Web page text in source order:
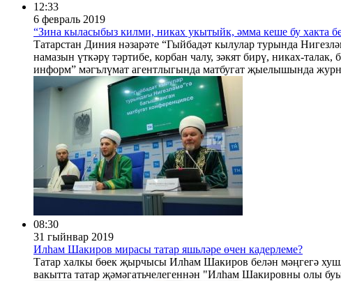
12:33
6 февраль 2019
“Зина кыласыбыз килми, никах укытыйк, әмма кеше бу хакта
Татарстан Диния нәзарәте “Гыйбадәт кылулар турында
намазын үткәрү тәртибе, корбан чалу, зәкят бирү, никах-
информ” мәгълүмат агентлыгында матбугат җыелышында
08:30
31 гыйнвар 2019
Илһам Шакиров мирасы татар яшьләре өчен кадерлеме?
Татар халкы бөек җырчысы Илһам Шакиров белән мәңгегә
вакытта татар җәмәгатьчелегеннән "Илһам Шакировны олы